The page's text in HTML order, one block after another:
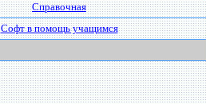
Справочная
Софт в помощь учащимся